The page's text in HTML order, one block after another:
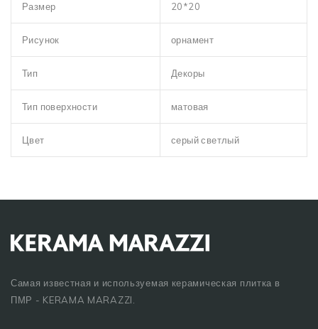
Размер 20*20
Рисунок орнамент
Тип Декоры
Тип поверхности матовая
Цвет серый светлый
Самая известная и используемая керамическая плитка в
ПМР - KERAMA MARAZZI.